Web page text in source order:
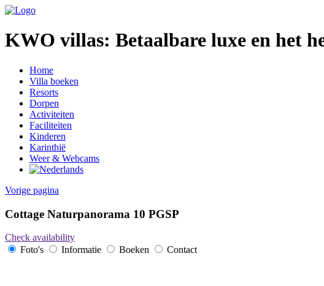
KWO villas: Betaalbare luxe en het
Home
Villa boeken
Resorts
Dorpen
Activiteiten
Faciliteiten
Kinderen
Karinthië
Weer & Webcams
Vorige pagina
Cottage Naturpanorama 10 PGSP
Check availability
Foto's
Informatie Boeken Contact